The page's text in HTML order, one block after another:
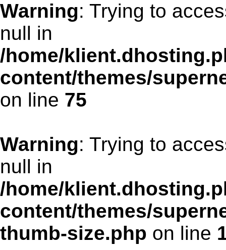
Warning: Trying to
null in
/home/
content/themes/
on line 75
Warning: Trying to
null in
/home/
content/themes/
thumb-size.php on line